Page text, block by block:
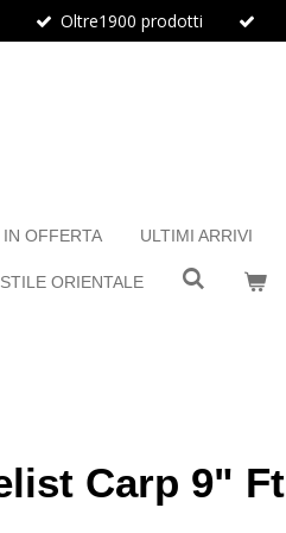
Oltre1900 prodotti
OFFERTA ULTIMI ARRIVI
ORIENTALE
Carp 9" Ft